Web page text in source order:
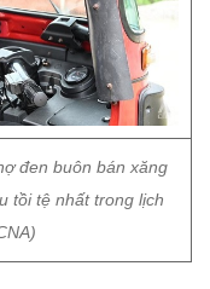
đen buôn bán xăng
tồi tệ nhất trong lịch